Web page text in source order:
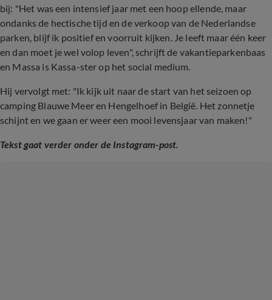
bij: "Het was een intensief jaar met een hoop ellende, maar
ondanks de hectische tijd en de verkoop van de Nederlandse
parken, blijf ik positief en voorruit kijken. Je leeft maar één keer
en dan moet je wel volop leven", schrijft de vakantieparkenbaas
en Massa is Kassa-ster op het social medium.
Hij vervolgt met: "Ik kijk uit naar de start van het seizoen op
camping Blauwe Meer en Hengelhoef in België. Het zonnetje
schijnt en we gaan er weer een mooi levensjaar van maken!"
Tekst gaat verder onder de Instagram-post.